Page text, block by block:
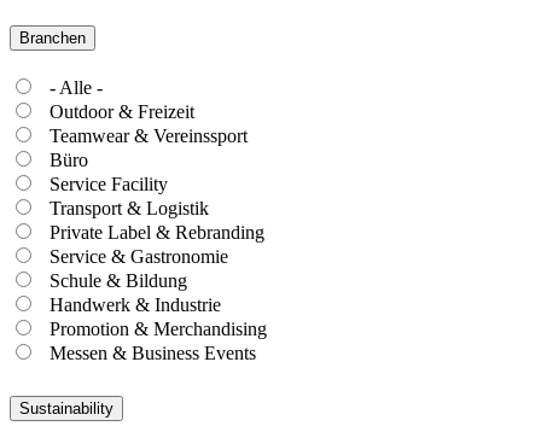
Branchen
- Alle -
Outdoor & Freizeit
Teamwear & Vereinssport
Büro
Service Facility
Transport & Logistik
Private Label & Rebranding
Service & Gastronomie
Schule & Bildung
Handwerk & Industrie
Promotion & Merchandising
Messen & Business Events
Sustainability